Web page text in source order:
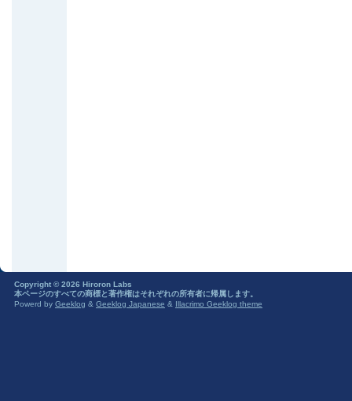
Copyright © 2026 Hiroron Labs
本ページのすべての商標と著作権はそれぞれの所有者に帰属します。
Powerd by Geeklog & Geeklog Japanese & Illacrimo Geeklog theme